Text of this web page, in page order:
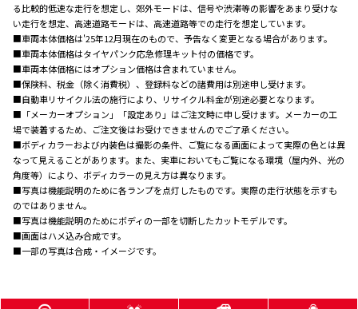
る比較的低速な走行を想定し、郊外モードは、信号や渋滞等の影響をあまり受けな
い走行を想定、高速道路モードは、高速道路等での走行を想定しています。
■車両本体価格は'25年12月現在のもので、予告なく変更となる場合があります。
■車両本体価格はタイヤパンク応急修理キット付の価格です。
■車両本体価格にはオプション価格は含まれていません。
■保険料、税金（除く消費税）、登録料などの諸費用は別途申し受けます。
■自動車リサイクル法の施行により、リサイクル料金が別途必要となります。
■「メーカーオプション」「設定あり」はご注文時に申し受けます。メーカーの工
場で装着するため、ご注文後はお受けできませんのでご了承ください。
■ボディカラーおよび内装色は撮影の条件、ご覧になる画面によって実際の色とは異
なって見えることがあります。また、実車においてもご覧になる環境（屋内外、光の
角度等）により、ボディカラーの見え方は異なります。
■写真は機能説明のために各ランプを点灯したものです。実際の走行状態を示すも
のではありません。
■写真は機能説明のためにボディの一部を切断したカットモデルです。
■画面はハメ込み合成です。
■一部の写真は合成・イメージです。